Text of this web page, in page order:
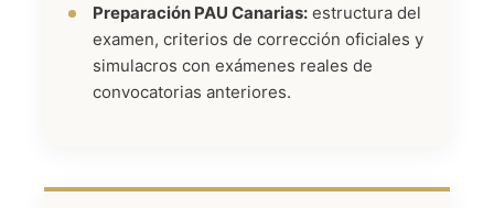
Preparación PAU Canarias: estructura del
examen, criterios de corrección oficiales y
simulacros con exámenes reales de
convocatorias anteriores.